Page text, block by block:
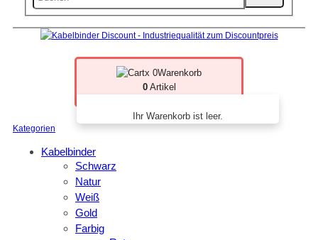
x 0Warenkorb
0Artikel
Ihr Warenkorb ist leer.
Kategorien
Kabelbinder
Schwarz
Natur
Weiß
Gold
Farbig